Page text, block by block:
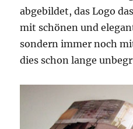
abgebildet, das Logo
mit schönen und
sondern immer noch
dies schon lange